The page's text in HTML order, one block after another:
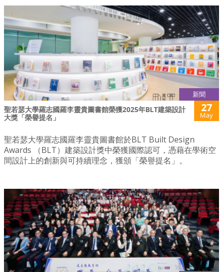
新聞
聖若瑟大學羅志國羅李靈貴圖書館榮獲2025年BLT建築設計
大獎「榮譽提名」
27
May
聖若瑟大學羅志國羅李靈貴圖書館於BLT Built Design
Awards （BLT）建築設計獎中榮獲國際認可，憑藉在學術空
間設計上的創新與可持續理念，獲頒「榮譽提名」。